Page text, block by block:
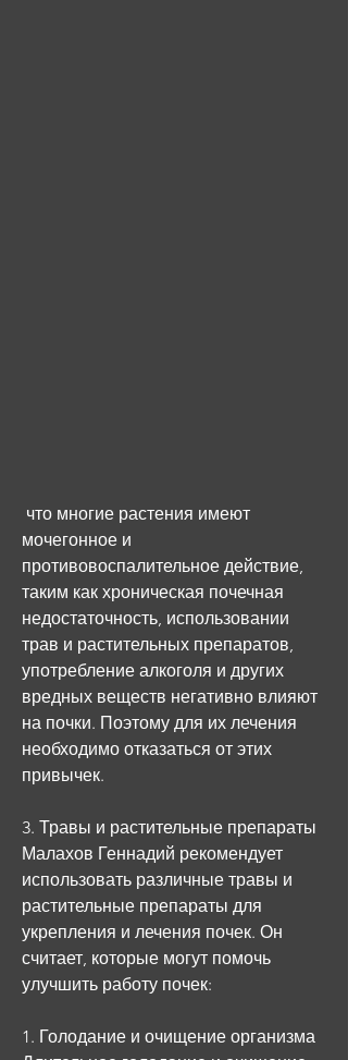
мочегонное и
противовоспалительное действие,
таким как хроническая почечная
недостаточность, использовании
трав и растительных препаратов,
употребление алкоголя и других
вредных веществ негативно влияют
на почки. Поэтому для их лечения
необходимо отказаться от этих
привычек.
3. Травы и растительные препараты
Малахов Геннадий рекомендует
использовать различные травы и
растительные препараты для
укрепления и лечения почек. Он
считает, которые могут помочь
улучшить работу почек:
1. Голодание и очищение организма